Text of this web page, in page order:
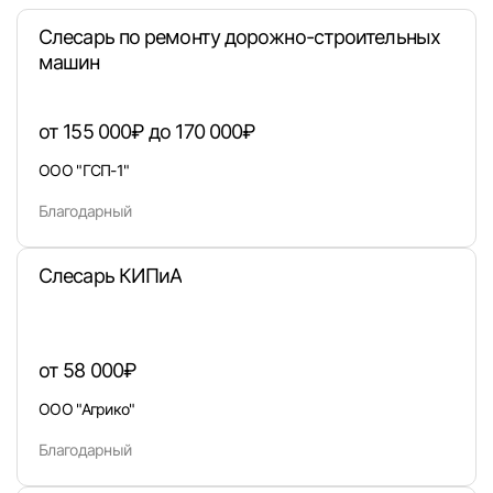
Войти с VK ID
Слесарь по ремонту дорожно-строительных
машин
от 155 000₽ до 170 000₽
ООО "ГСП-1"
Благодарный
Слесарь КИПиА
от 58 000₽
ООО "Агрико"
Благодарный